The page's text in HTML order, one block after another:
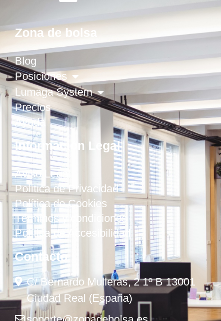
Zona de bolsa
Blog
Posiciones
Lumaga System
Precios
Ayuda
Información Legal
Aviso Legal
Política de Privacidad
Política de Cookies
Términos y condiciones
Política de Accesibilidad
Contacto
C/ Bernardo Mulleras, 2 1º B 13001
Ciudad Real (España)